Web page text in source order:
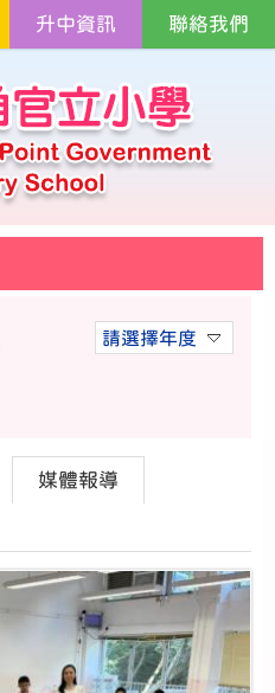
升中資訊 聯絡我們
請選擇年度
媒體報導